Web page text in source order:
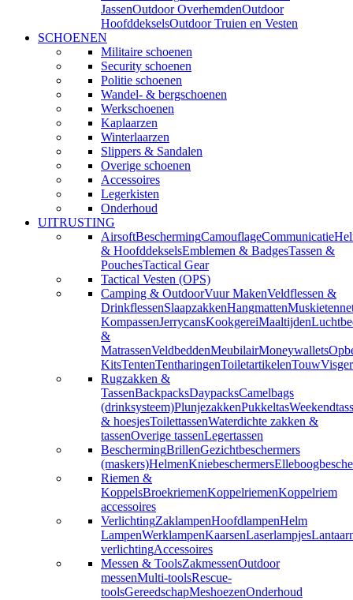
JassenOutdoor OverhemdenOutdoor
HoofddekselsOutdoor Truien en Vesten
SCHOENEN
Militaire schoenen
Security schoenen
Politie schoenen
Wandel- & bergschoenen
Werkschoenen
Kaplaarzen
Winterlaarzen
Slippers & Sandalen
Overige schoenen
Accessoires
Legerkisten
Onderhoud
UITRUSTING
AirsoftBeschermingCamouflageCommunicatie
& HoofddekselsEmblemen & BadgesTassen &
PouchesTactical Gear
Tactical Vesten (OPS)
Camping & OutdoorVuur MakenVeldflessen &
DrinkflessenSlaapzakkenHangmatten
KompassenJerrycansKookgereiMaaltijden
&
MatrassenVeldbeddenMeubilairMoneywallets
KitsTentenTentharingenToiletartikelenTouw
Rugzakken &
TassenBackpacksDaypacksCamelbags
(drinksysteem)PlunjezakkenPukkeltas
& hoesjesToilettassenWaterdichte zakken &
tassenOverige tassenLegertassen
BeschermingBrillenGezichtbeschermers
(maskers)HelmenKniebeschermers
Riemen &
KoppelsBroekriemenKoppelriemenKoppelriem
accessoires
VerlichtingZaklampenHoofdlampenHelm
LampenWerklampenKaarsenLaserlampjes
verlichtingAccessoires
Messen & ToolsZakmessenOutdoor
messenMulti-toolsRescue-
toolsGereedschapMeshoezenOnderhoud